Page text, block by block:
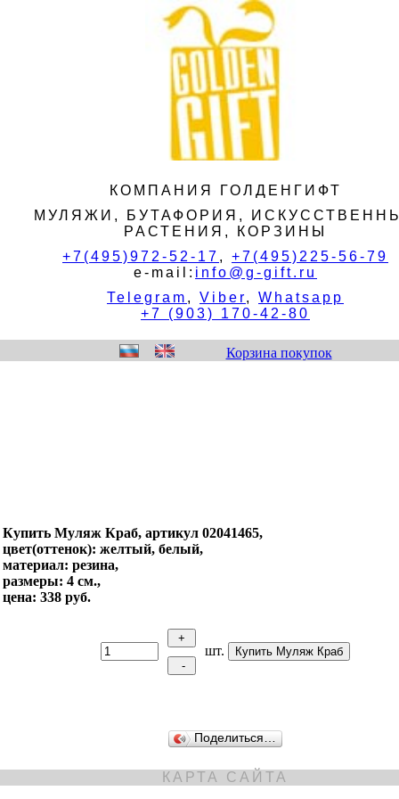
КОМПАНИЯ ГОЛДЕНГИФТ
МУЛЯЖИ, БУТАФОРИЯ,
РАСТЕНИЯ, КОРЗИНЫ
+7(495)972-52-17 , +7(495)225-56-79
e-mail: info@g-gift.ru
Telegram , Viber, Whatsapp
+7 (903) 170-42-80
Корзина покупок
Купить Муляж Краб, артикул 02041465,
цвет(оттенок): желтый, белый,
материал: резина,
размеры: 4 см.,
цена: 338 руб.
шт.
Поделиться…
КАРТА САЙТА